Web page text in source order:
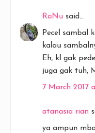
RaNu said...
Pecel sambal
kalau
Eh, kl gak
juga gak tuh,
7 March 2017
atanasia rian
ya ampun